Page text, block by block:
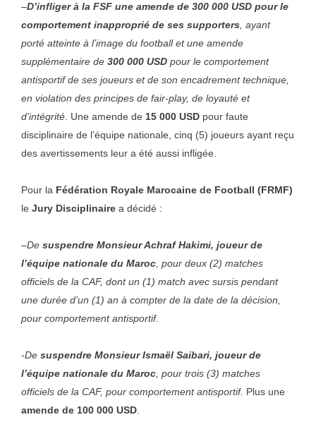
–D’infliger à la FSF une amende de 300 000 USD pour le
comportement inapproprié de ses supporters, ayant
porté atteinte à l’image du football et une amende
supplémentaire de 300 000 USD pour le comportement
antisportif de ses joueurs et de son encadrement technique,
en violation des principes de fair-play, de loyauté et
d’intégrité. Une amende de 15 000 USD pour faute
disciplinaire de l’équipe nationale, cinq (5) joueurs ayant reçu
des avertissements leur a été aussi infligée.
Pour la Fédération Royale Marocaine de Football (FRMF)
le Jury Disciplinaire a décidé :
–De suspendre Monsieur Achraf Hakimi, joueur de
l’équipe nationale du Maroc, pour deux (2) matches
officiels de la CAF, dont un (1) match avec sursis pendant
une durée d’un (1) an à compter de la date de la décision,
pour comportement antisportif.
-De suspendre Monsieur Ismaël Saibari, joueur de
l’équipe nationale du Maroc, pour trois (3) matches
officiels de la CAF, pour comportement antisportif. Plus une
amende de 100 000 USD.